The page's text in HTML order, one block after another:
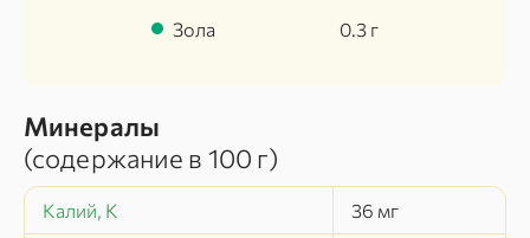
Зола 0.3 г
Минералы
(содержание в 100 г)
Калий, K 36 мг